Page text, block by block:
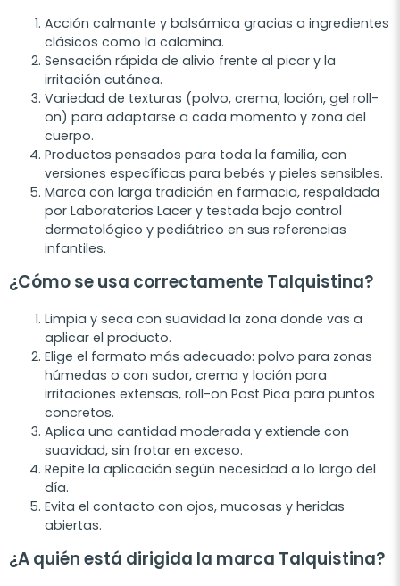
Acción calmante y balsámica gracias a ingredientes
clásicos como la calamina.
Sensación rápida de alivio frente al picor y la
irritación cutánea.
Variedad de texturas (polvo, crema, loción, gel roll-
on) para adaptarse a cada momento y zona del
cuerpo.
Productos pensados para toda la familia, con
versiones específicas para bebés y pieles sensibles.
Marca con larga tradición en farmacia, respaldada
por Laboratorios Lacer y testada bajo control
dermatológico y pediátrico en sus referencias
infantiles.
¿Cómo se usa correctamente Talquistina?
Limpia y seca con suavidad la zona donde vas a
aplicar el producto.
Elige el formato más adecuado: polvo para zonas
húmedas o con sudor, crema y loción para
irritaciones extensas, roll-on Post Pica para puntos
concretos.
Aplica una cantidad moderada y extiende con
suavidad, sin frotar en exceso.
Repite la aplicación según necesidad a lo largo del
día.
Evita el contacto con ojos, mucosas y heridas
abiertas.
¿A quién está dirigida la marca Talquistina?